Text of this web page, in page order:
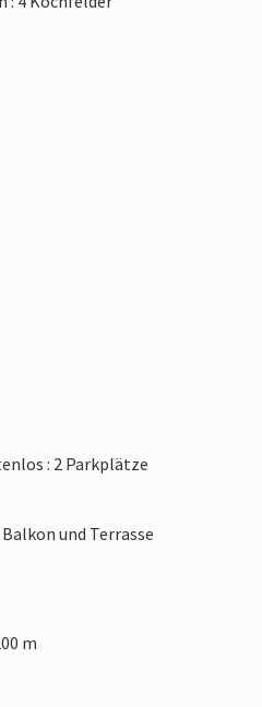
: 2 Parkplätze
und Terrasse
m